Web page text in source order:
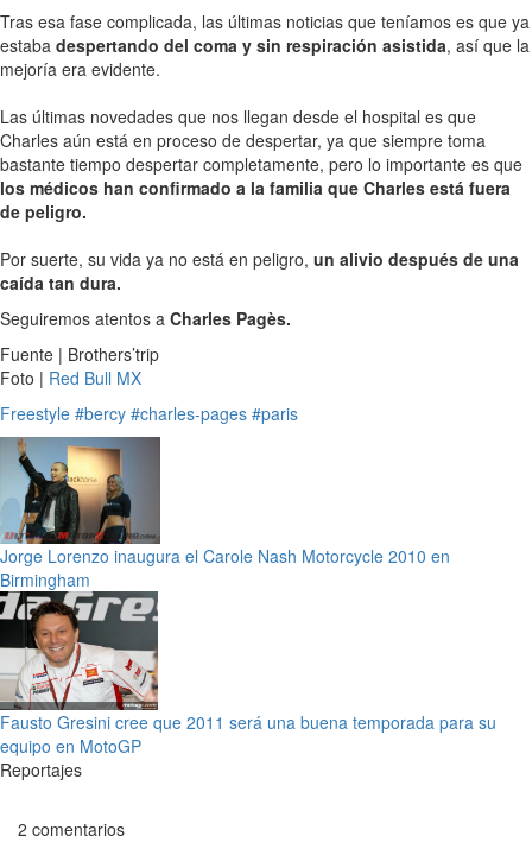
Tras esa fase complicada, las últimas noticias que teníamos es que ya
estaba despertando del coma y sin respiración asistida, así que la
mejoría era evidente.
Las últimas novedades que nos llegan desde el hospital es que
Charles aún está en proceso de despertar, ya que siempre toma
bastante tiempo despertar completamente, pero lo importante es que
los médicos han confirmado a la familia que Charles está fuera
de peligro.
Por suerte, su vida ya no está en peligro, un alivio después de una
caída tan dura.
Seguiremos atentos a Charles Pagès.
Fuente | Brothers’trip
Foto | Red Bull MX
Freestyle #bercy #charles-pages #paris
Jorge Lorenzo inaugura el Carole Nash Motorcycle 2010 en
Birmingham
Fausto Gresini cree que 2011 será una buena temporada para su
equipo en MotoGP
Reportajes
2 comentarios